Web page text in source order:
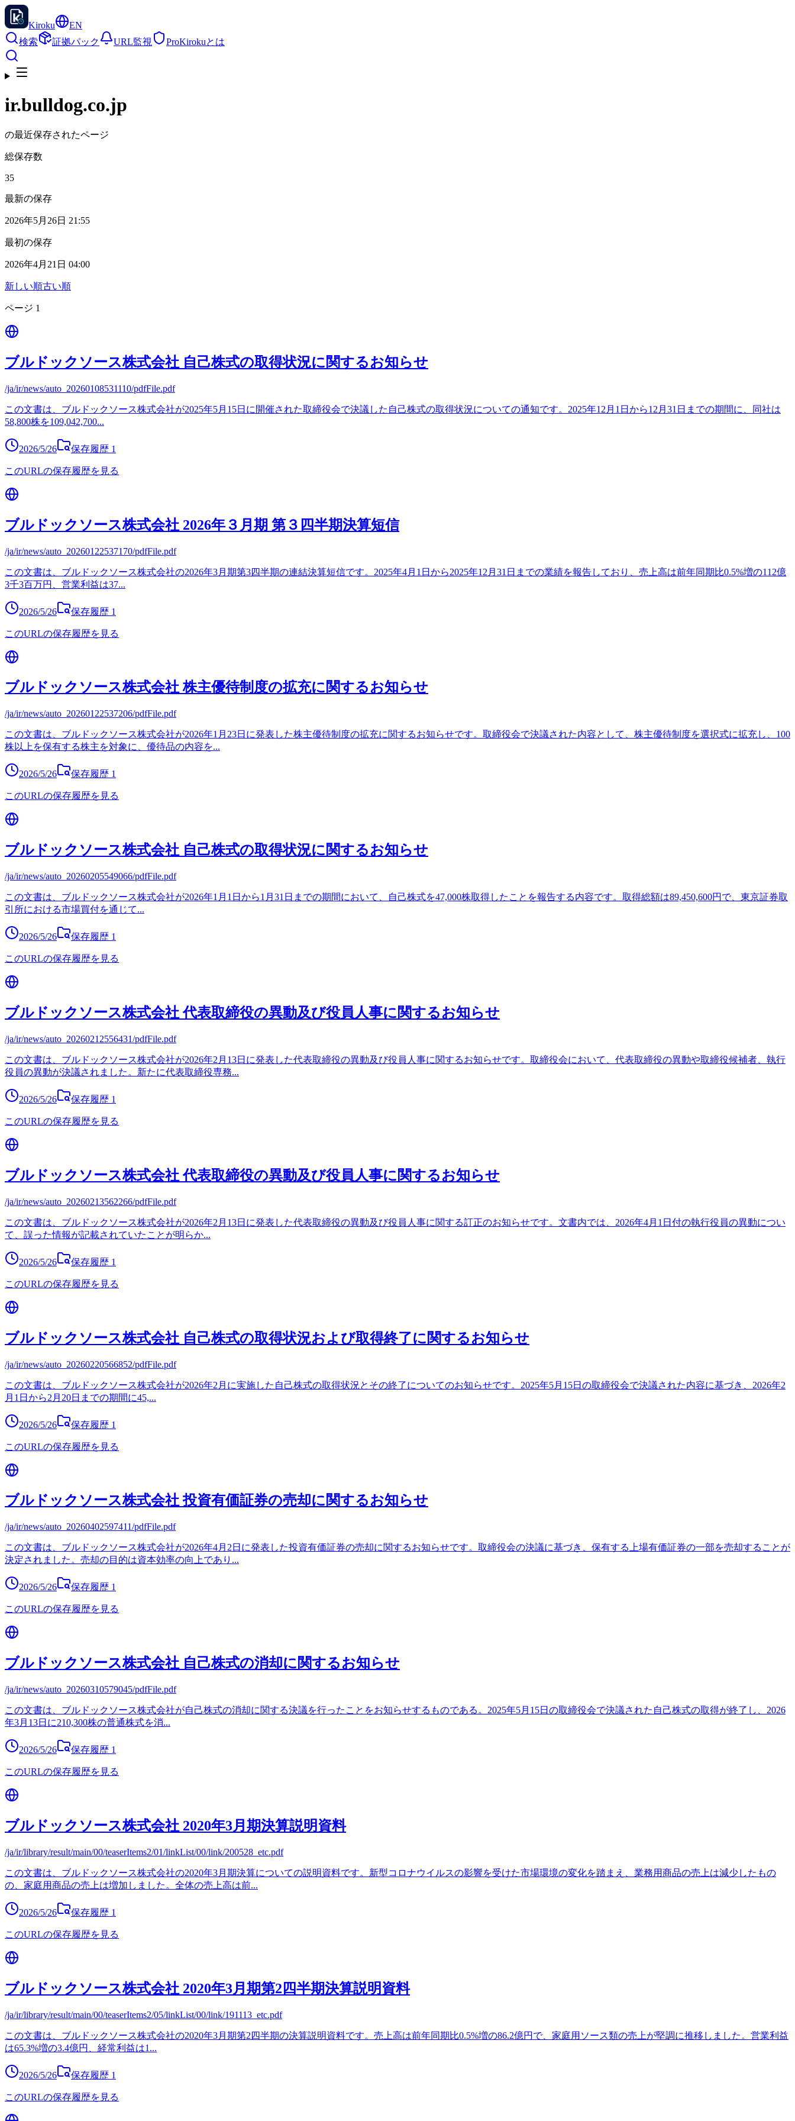
Kiroku
EN
検索
証拠パック URL監視 ProKirokuとは
ir.bulldog.co.jp
の最近保存されたページ
総保存数
35
最新の保存
2026年5月26日 21:55
最初の保存
2026年4月21日 04:00
新しい順古い順
ページ 1
ブルドックソース株式会社 自己株式の取得状況に関するお知らせ
/ja/ir/news/auto_20260108531110/pdfFile.pdf
この文書は、ブルドックソース株式会社が2025年5月15日に開催された取締役会で決議した自己株式の取得状況についての通知です。2025年12月1日から12月31日までの期間に、同社は
58,800株を109,042,700...
2026/5/26 保存履歴 1
このURLの保存履歴を見る
ブルドックソース株式会社 2026年３月期 第３四半期決算短信
/ja/ir/news/auto_20260122537170/pdfFile.pdf
この文書は、ブルドックソース株式会社の2026年3月期第3四半期の連結決算短信です。2025年4月1日から2025年12月31日までの業績を報告しており、売上高は前年同期比0.5%増の112億
3千3百万円、営業利益は37...
2026/5/26 保存履歴 1
このURLの保存履歴を見る
ブルドックソース株式会社 株主優待制度の拡充に関するお知らせ
/ja/ir/news/auto_20260122537206/pdfFile.pdf
この文書は、ブルドックソース株式会社が2026年1月23日に発表した株主優待制度の拡充に関するお知らせです。取締役会で決議された内容として、株主優待制度を選択式に拡充し、100
株以上を保有する株主を対象に、優待品の内容を...
2026/5/26 保存履歴 1
このURLの保存履歴を見る
ブルドックソース株式会社 自己株式の取得状況に関するお知らせ
/ja/ir/news/auto_20260205549066/pdfFile.pdf
この文書は、ブルドックソース株式会社が2026年1月1日から1月31日までの期間において、自己株式を47,000株取得したことを報告する内容です。取得総額は89,450,600円で、東京証券取
引所における市場買付を通じて...
2026/5/26 保存履歴 1
このURLの保存履歴を見る
ブルドックソース株式会社 代表取締役の異動及び役員人事に関するお知らせ
/ja/ir/news/auto_20260212556431/pdfFile.pdf
この文書は、ブルドックソース株式会社が2026年2月13日に発表した代表取締役の異動及び役員人事に関するお知らせです。取締役会において、代表取締役の異動や取締役候補者、執行
役員の異動が決議されました。新たに代表取締役専務...
2026/5/26 保存履歴 1
このURLの保存履歴を見る
ブルドックソース株式会社 代表取締役の異動及び役員人事に関するお知らせ
/ja/ir/news/auto_20260213562266/pdfFile.pdf
この文書は、ブルドックソース株式会社が2026年2月13日に発表した代表取締役の異動及び役員人事に関する訂正のお知らせです。文書内では、2026年4月1日付の執行役員の異動につい
て、誤った情報が記載されていたことが明らか...
2026/5/26 保存履歴 1
このURLの保存履歴を見る
ブルドックソース株式会社 自己株式の取得状況および取得終了に関するお知らせ
/ja/ir/news/auto_20260220566852/pdfFile.pdf
この文書は、ブルドックソース株式会社が2026年2月に実施した自己株式の取得状況とその終了についてのお知らせです。2025年5月15日の取締役会で決議された内容に基づき、2026年2
月1日から2月20日までの期間に45,...
2026/5/26 保存履歴 1
このURLの保存履歴を見る
ブルドックソース株式会社 投資有価証券の売却に関するお知らせ
/ja/ir/news/auto_20260402597411/pdfFile.pdf
この文書は、ブルドックソース株式会社が2026年4月2日に発表した投資有価証券の売却に関するお知らせです。取締役会の決議に基づき、保有する上場有価証券の一部を売却することが
決定されました。売却の目的は資本効率の向上であり ...
2026/5/26 保存履歴 1
このURLの保存履歴を見る
ブルドックソース株式会社 自己株式の消却に関するお知らせ
/ja/ir/news/auto_20260310579045/pdfFile.pdf
この文書は、ブルドックソース株式会社が自己株式の消却に関する決議を行ったことをお知らせするものである。2025年5月15日の取締役会で決議された自己株式の取得が終了し、2026
年3月13日に210,300株の普通株式を消...
2026/5/26 保存履歴 1
このURLの保存履歴を見る
ブルドックソース株式会社 2020年3月期決算説明資料
/ja/ir/library/result/main/00/teaserItems2/01/linkList/00/link/200528_etc.pdf
この文書は、ブルドックソース株式会社の2020年3月期決算についての説明資料です。新型コロナウイルスの影響を受けた市場環境の変化を踏まえ、業務用商品の売上は減少したもの
の、家庭用商品の売上は増加しました。全体の売上高は前...
2026/5/26 保存履歴 1
このURLの保存履歴を見る
ブルドックソース株式会社 2020年3月期第2四半期決算説明資料
/ja/ir/library/result/main/00/teaserItems2/05/linkList/00/link/191113_etc.pdf
この文書は、ブルドックソース株式会社の2020年3月期第2四半期の決算説明資料です。売上高は前年同期比0.5%増の86.2億円で、家庭用ソース類の売上が堅調に推移しました。営業利益
は65.3%増の3.4億円、経常利益は1 ...
2026/5/26 保存履歴 1
このURLの保存履歴を見る